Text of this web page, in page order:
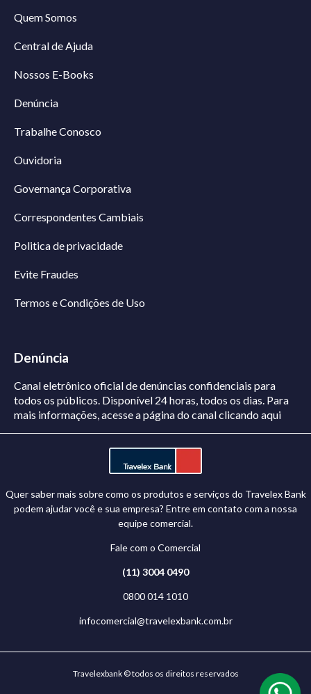
Quem Somos
Central de Ajuda
Nossos E-Books
Denúncia
Trabalhe Conosco
Ouvidoria
Governança Corporativa
Correspondentes Cambiais
Politica de privacidade
Evite Fraudes
Termos e Condições de Uso
Denúncia
Canal eletrônico oficial de denúncias confidenciais para
todos os públicos. Disponível 24 horas, todos os dias. Para
mais informações, acesse a página do canalclicando aqui
Quer saber mais sobre como os produtos e serviços do Travelex Bank
podem ajudar você e sua empresa? Entre em contato com a nossa
equipe comercial.
Fale com o Comercial
(11) 3004 0490
0800 014 1010
infocomercial@travelexbank.com.br
Travelexbank © todos os direitos reservados